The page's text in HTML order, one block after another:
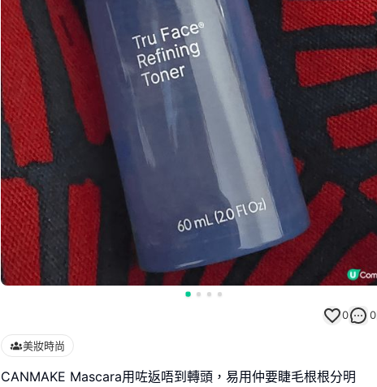
0 0
美妝時尚
CANMAKE Mascara用咗返唔到轉頭，易用仲要睫毛根根分明